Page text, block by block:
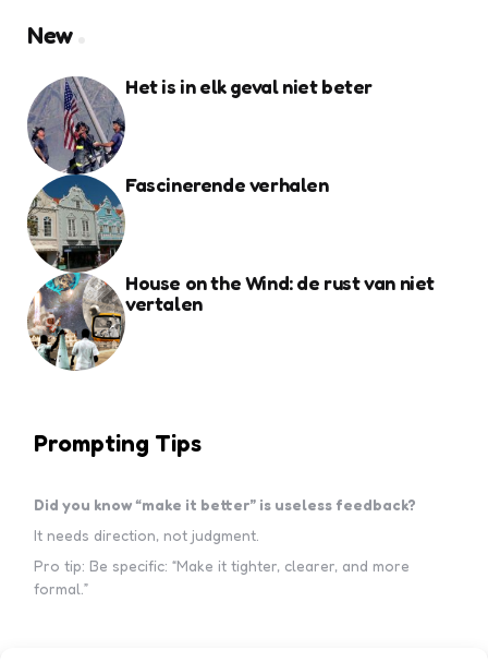
New
Het is in elk geval niet beter
Fascinerende verhalen
House on the Wind: de rust van niet
vertalen
Prompting Tips
Did you know “make it better” is useless feedback?
It needs direction, not judgment.
Pro tip: Be specific: “Make it tighter, clearer, and more
formal.”